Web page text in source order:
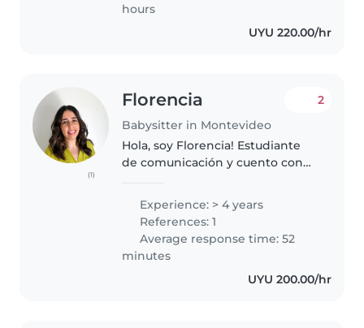
hours
UYU 220.00/hr
(1)
Florencia
Babysitter in Montevideo
2
Hola, soy Florencia! Estudiante
de comunicación y cuento con
niños en edad escolar. Mi
enfoque se basa en la
responsabilidad,..
Experience: > 4 years
References: 1
Average response time: 52
minutes
UYU 200.00/hr